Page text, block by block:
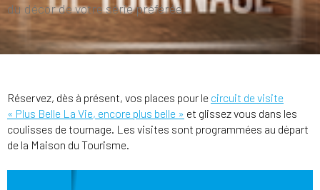
du décor de votre série préférée.
Réservez, dès à présent, vos places pour le circuit de visite
« Plus Belle La Vie, encore plus belle » et glissez vous dans les
coulisses de tournage. Les visites sont programmées au départ
de la Maison du Tourisme.